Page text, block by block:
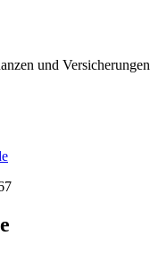
und Versicherungen